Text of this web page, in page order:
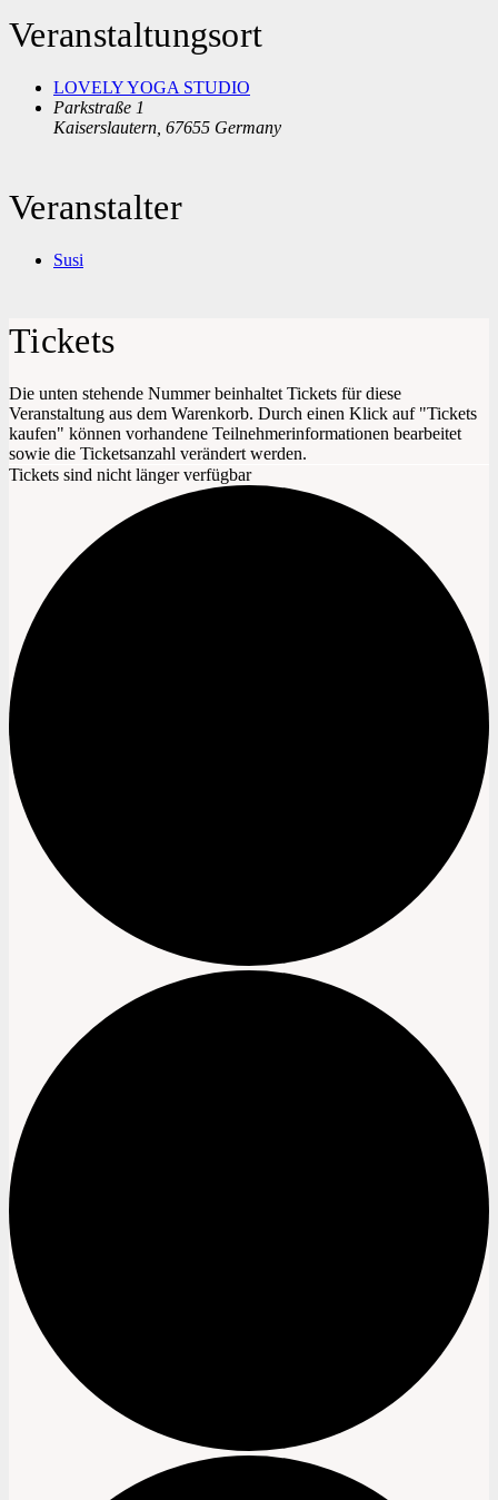
Veranstaltungsort
LOVELY YOGA STUDIO
Parkstraße 1
Kaiserslautern 67655 Germany
Veranstalter
Susi
Tickets
Die unten stehende Nummer beinhaltet Tickets für diese
Veranstaltung aus dem Warenkorb. Durch einen Klick auf "Tickets
kaufen" können vorhandene Teilnehmerinformationen bearbeitet
sowie die Ticketsanzahl verändert werden.
Tickets sind nicht länger verfügbar